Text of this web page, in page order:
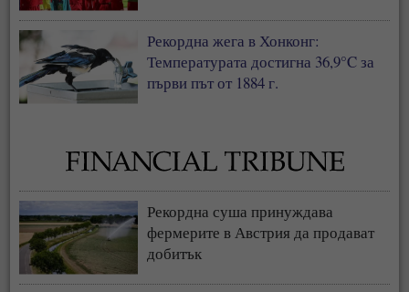
Рекордна жега в Хонконг:
Температурата достигна 36,9°C за
първи път от 1884 г.
Рекордна суша принуждава
фермерите в Австрия да продават
добитък